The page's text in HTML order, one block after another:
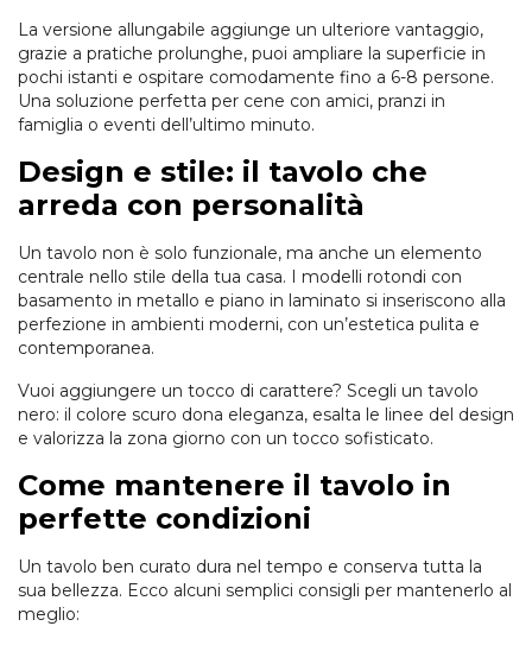
La versione allungabile aggiunge un ulteriore vantaggio,
grazie a pratiche prolunghe, puoi ampliare la superficie in
pochi istanti e ospitare comodamente fino a 6-8 persone.
Una soluzione perfetta per cene con amici, pranzi in
famiglia o eventi dell’ultimo minuto.
Design e stile: il tavolo che
arreda con personalità
Un tavolo non è solo funzionale, ma anche un elemento
centrale nello stile della tua casa. I modelli rotondi con
basamento in metallo e piano in laminato si inseriscono alla
perfezione in ambienti moderni, con un’estetica pulita e
contemporanea.
Vuoi aggiungere un tocco di carattere? Scegli un tavolo
nero: il colore scuro dona eleganza, esalta le linee del design
e valorizza la zona giorno con un tocco sofisticato.
Come mantenere il tavolo in
perfette condizioni
Un tavolo ben curato dura nel tempo e conserva tutta la
sua bellezza. Ecco alcuni semplici consigli per mantenerlo al
meglio: